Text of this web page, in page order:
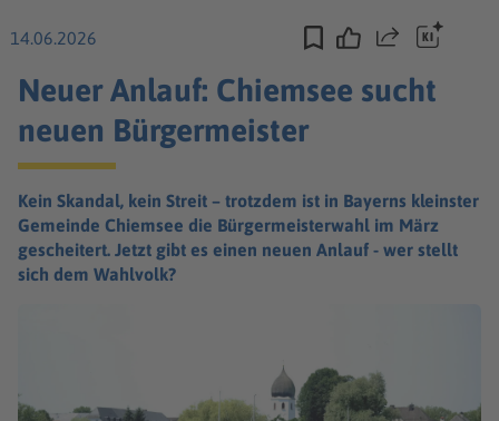
14.06.2026 Teilen
Neuer Anlauf: Chiemsee sucht
neuen Bürgermeister
Kein Skandal, kein Streit – trotzdem ist in Bayerns kleinster
Gemeinde Chiemsee die Bürgermeisterwahl im März
gescheitert. Jetzt gibt es einen neuen Anlauf - wer stellt
sich dem Wahlvolk?